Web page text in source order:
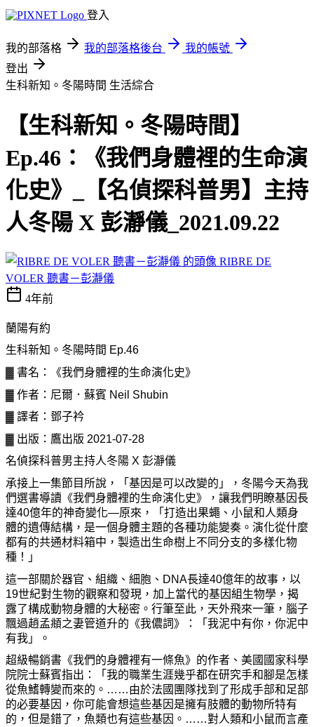
登入
我的部落格 我的部落格後台
我的帳號
登出
生科新知。冬陽時間 生活綜合
【生科新知。冬陽時間】
Ep.46：《我們身體裡的生命演
化史》_【名偵探科普男】主持
人冬陽 X 彭瀞儀_2021.09.22
RIBRE DE
VOLER 聽書－彭瀞儀
4年前
蘭陽有約
生科新知。冬陽時間 Ep.46
▓ 書名：《我們身體裡的生命演化史》
▓ 作者：尼爾．蘇賓 Neil Shubin
▓ 譯者：鄧子衿
▓ 出版：鷹出版 2021-07-28
名偵探科普男主持人冬陽 X 彭瀞儀
承接上一集節目所說，「基因是可以改變的」，冬陽今天為我
們選書導讀《我們身體裡的生命演化史》，讓我們明瞭基因長
達40億年的神奇變化—原來，「打造出果蠅、小鼠和人類身
體的遺傳結構，是一個身體主題的各種功能變奏。演化從什麼
都有的共通材料箱中，製造出生命樹上不同分支的多樣化物
種！」
這一部關於器官、組織、細胞、DNA長達40億年的故事，以
19世紀對生物的觀察和發現，加上當代的基因組生物學，揭
露了構成動物身體的大秘密。行筆至此，天外飛來一筆，腦子
飄過趙孟頫之妻管道升的《我儂詞》：「我泥中有你，你泥中
有我」。
超級暢銷書《我們的身體裡有一條魚》的作者、美國國家科學
院院士蘇賓指出：「我的職業生涯幾乎都在研究手和腳是怎樣
從魚鰭轉變而來的。 ……由於法國團隊找到了形成手部和足部
的必要基因，你可能會想這些基因是擁有肢體的動物所特有
的，但是錯了，魚類也有這些基因。 ……對人類和小鼠而言產